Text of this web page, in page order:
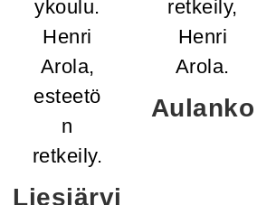
Liesjärvi
Aulanko